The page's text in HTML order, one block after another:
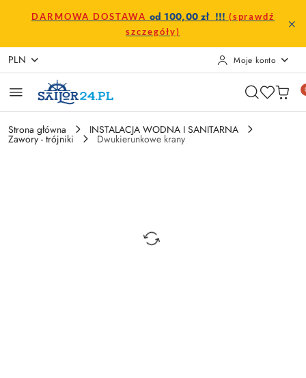
Przejdź do treści głównej
Przejdź do wyszukiwarki
Przejdź do moje konto
Przejdź do menu głównego
Przejdź do opisu produktu
Przejdź do stopki
DARMOWA DOSTAWA od 100,00 zł !!! (sprawdź
szczegóły)
PLN Moje konto
Strona główna INSTALACJA WODNA I SANITARNA
Zawory - trójniki Dwukierunkowe krany